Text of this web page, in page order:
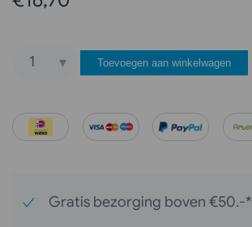
Voordeelset
Toevoegen aan winkelwagen
Gratis bezorging boven €50.-*